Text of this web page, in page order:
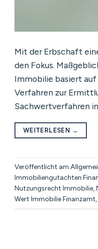
Mit der Erbschaft
den Fokus.
Immobilie basiert
Verfahren zur
Sachwertverfahren
WEITERLESEN →
Veröffentlicht am
Immobiliengutachten
Nutzungsrecht Immobilie,
Wert Immobilie Finanzamt,